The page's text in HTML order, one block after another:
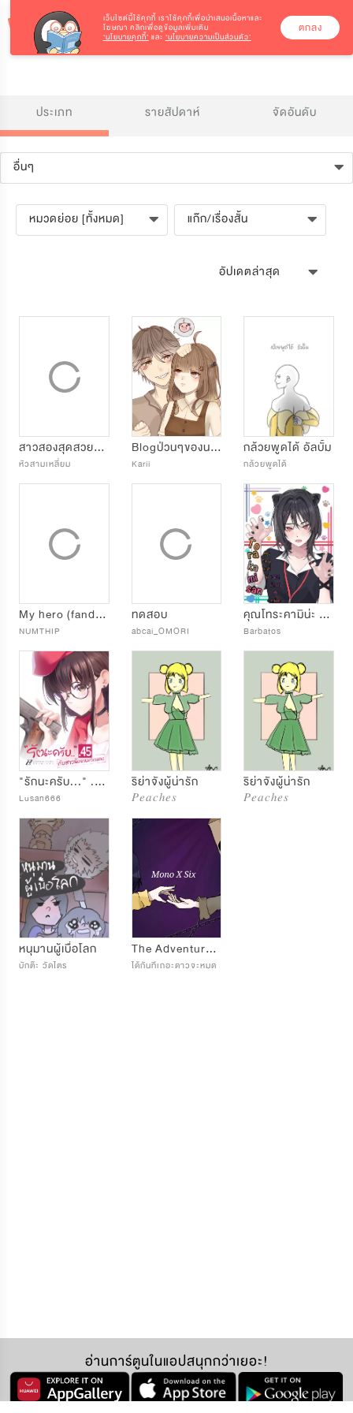
ประเภท รายสัปดาห์ จัดอันดับ
อื่นๆ
หมวดย่อย [ทั้งหมด] แก๊ก/เรื่องสั้น
อัปเดตล่าสุด
สาวสองสุดสวยกับความบรรลัยของเธอ
หัวสามเหลี่ยม
Blogป่วนๆของนายลาเต้และยัยชานม
Karii
กล้วยพูดได้ อัลบั้ม
กล้วยพูดได้
My hero (fandoujin) katxdekuxshoto
NUMTHIP
ทดสอบ
abcai_OMORI
คุณโทระคามิน่ะ ไม่ได้น่ากลัวซักหน่อย
Barbatos
"รักนะครับ..." .45 กับสาวน้อยหมวกแดง
Lusan666
ริย่าจังผู้น่ารัก
𝑃𝑒𝑎𝑐ℎ𝑒𝑠
ริย่าจังผู้น่ารัก
𝑃𝑒𝑎𝑐ℎ𝑒𝑠
หนุมานผู้เบื่อโลก
บักต๊ะ วัดไตร
The Adventures of Mono and Six
ได้กันทีเถอะดาวจะหมด
เว็บไซต์นี้ใช้คุกกี้ เราใช้คุกกี้เพื่อนำเสนอเนื้อหาและ
โฆษณา คลิกเพื่อดูข้อมูลเพิ่มเติม
‘นโยบายคุกกี้’ และ ‘นโยบายความเป็นส่วนตัว’
ตกลง
อ่านการ์ตูนในแอปสนุกกว่าเยอะ!